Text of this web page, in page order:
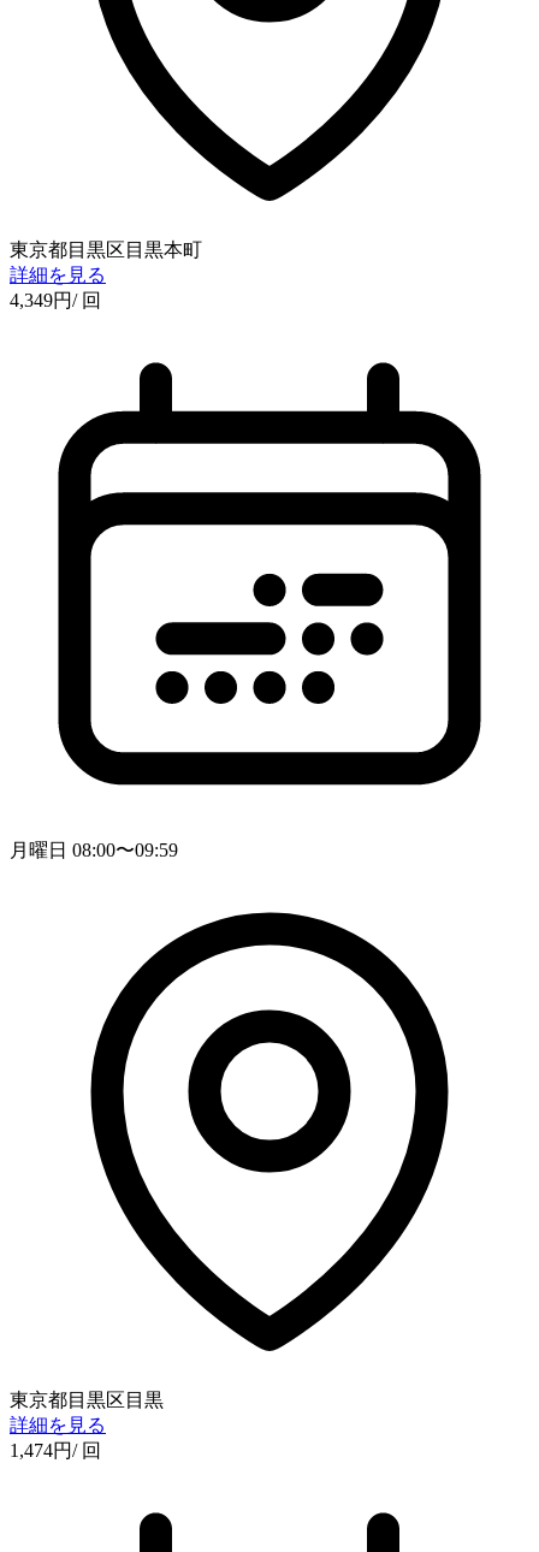
東京都目黒区目黒本町
詳細を見る
4,349円/ 回
月曜日 08:00〜09:59
東京都目黒区目黒
詳細を見る
1,474円/ 回